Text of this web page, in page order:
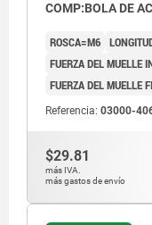
COMP:BOLA DE
ROSCA=M6
FUERZA DEL MUELLE
FUERZA DEL MUELLE
Referencia: 03000-
$29.81
más IVA.
más gastos de envío